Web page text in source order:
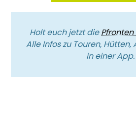
Holt euch jetzt die
Alle Infos zu Touren, Hütten,
in einer App.